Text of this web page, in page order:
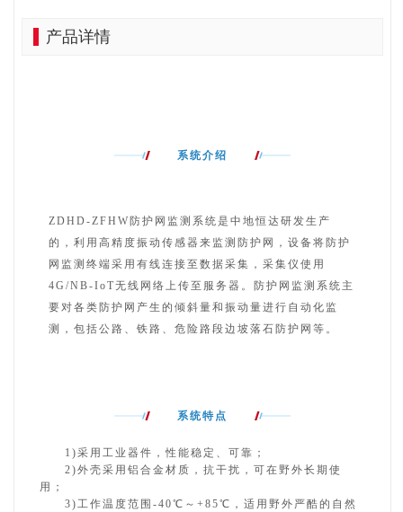
产品详情
系统介绍
ZDHD-ZFHW 防护网监测系统是中地恒达研发生产
的，利用高精度振动传感器来监测防护网，设备将防护
网监测终端采用有线连接至数据采集，采集仪使用
4G/NB-IoT无线网络上传至服务器。防护网监测系统主
要对各类防护网产生的倾斜量和振动量进行自动化监
测，包括公路、铁路、危险路段边坡落石防护网等。
系统特点
1)采用工业器件，性能稳定、可靠；
2)外壳采用铝合金材质，抗干扰，可在野外长期使
用；
3)工作温度范围-40℃～+85℃，适用野外严酷的自然